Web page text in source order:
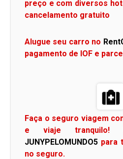
preço e com diversos
cancelamento gratuito
Alugue seu carro no
pagamento de IOF e
Faça o seguro viagem
e viaje tranquilo!
JUNYPELOMUNDO5 para
no seguro.